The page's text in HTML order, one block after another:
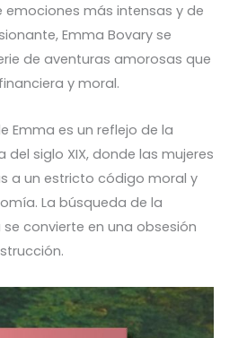
emociones más intensas y de
Emma Bovary se
de aventuras amorosas que
y moral.
Emma es un reflejo de la
siglo XIX, donde las mujeres
a un estricto código moral y
La búsqueda de la
convierte en una obsesión